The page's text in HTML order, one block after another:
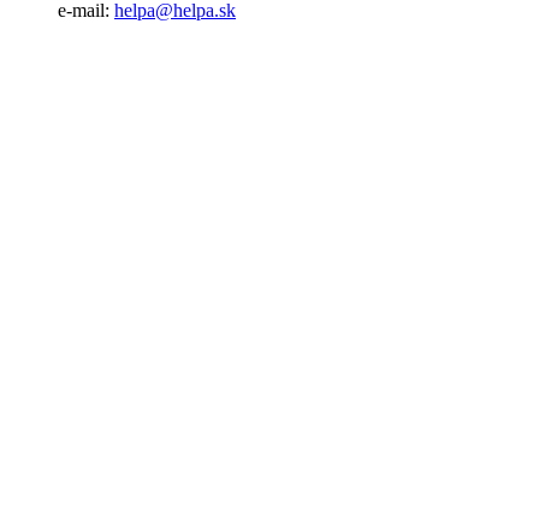
e-mail: helpa@helpa.sk